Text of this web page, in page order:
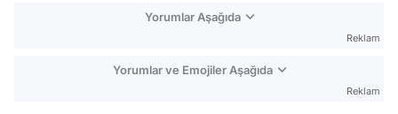
Yorumlar Aşağıda
Reklam
Yorumlar ve Emojiler Aşağıda
Reklam